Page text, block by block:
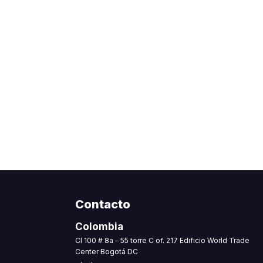
Contacto
Colombia
CI 100 # 8a – 55 torre C of. 217 Edificio World Trade
Center Bogotá DC